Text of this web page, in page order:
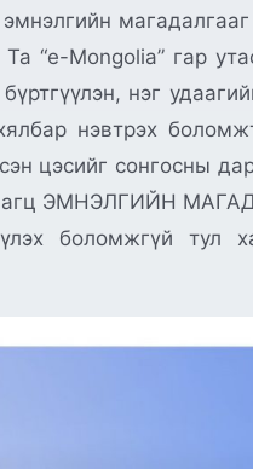
“e-Mongolia” гар
нэг
нэвтрэх
цэсийг сонгосны
ЭМНЭЛГИЙН
боломжгүй